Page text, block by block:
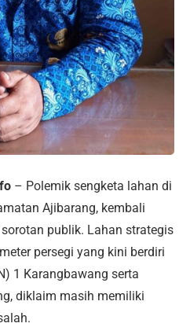
– Polemik sengketa lahan di
Ajibarang, kembali
publik. Lahan strategis
persegi yang kini berdiri
1 Karangbawang serta
diklaim masih memiliki